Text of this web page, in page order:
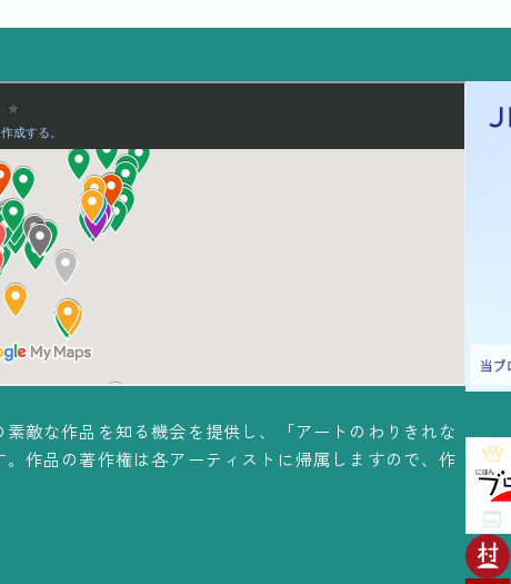
敵な作品を知る機会を提供し、「アートのわりきれな
作品の著作権は各アーティストに帰属しますので、作